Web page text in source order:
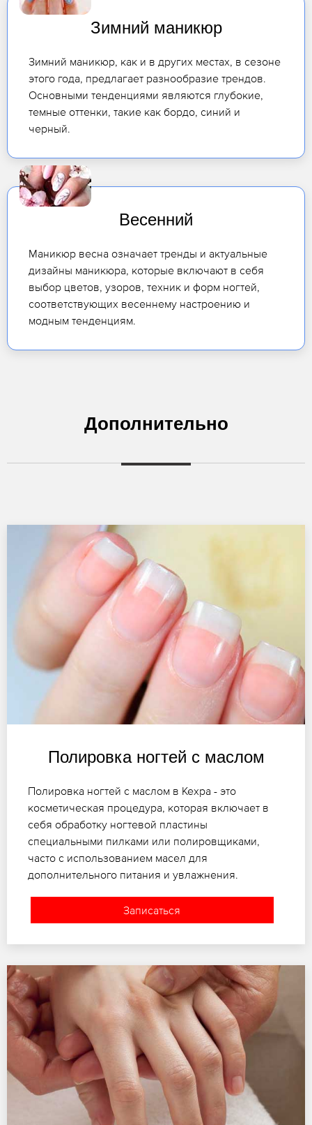
Зимний маникюр
Зимний маникюр, как и в других местах, в сезоне
этого года, предлагает разнообразие трендов.
Основными тенденциями являются глубокие,
темные оттенки, такие как бордо, синий и
черный.
Весенний
Маникюр весна означает тренды и актуальные
дизайны маникюра, которые включают в себя
выбор цветов, узоров, техник и форм ногтей,
соответствующих весеннему настроению и
модным тенденциям.
Дополнительно
Полировка ногтей с маслом
Полировка ногтей с маслом в Кехра - это
косметическая процедура, которая включает в
себя обработку ногтевой пластины
специальными пилками или полировщиками,
часто с использованием масел для
дополнительного питания и увлажнения.
Записаться